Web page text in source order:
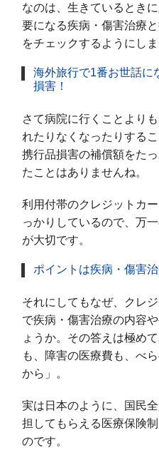
なのは、生きているとき
要になる疾病・傷害治療
をチェックするようにしま
海外旅行で1番お世話に
損害！
さて病院に行くことより
れたりなくなったりする
携行品損害の補償額をた
たことはありませんね。
利用付帯のクレジットカ
っかりしているので、万
が大切です。
ポイントは疾病・傷害
それにしてもなぜ、クレ
で疾病・傷害治療の内容
ょうか。その答えは極め
も、障害の医療費も、べ
から」。
実は日本のように、国民
担してもらえる医療保険
のです。